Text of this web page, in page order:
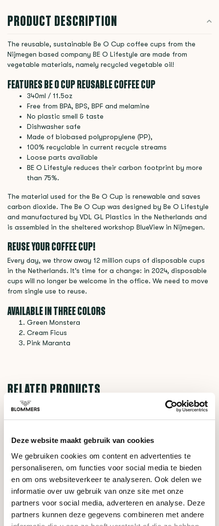
Deze website maakt gebruik van cookies
We gebruiken cookies om content en advertenties te
personaliseren, om functies voor social media te bieden
en om ons websiteverkeer te analyseren. Ook delen we
informatie over uw gebruik van onze site met onze
partners voor social media, adverteren en analyse. Deze
partners kunnen deze gegevens combineren met andere
PRODUCT DESCRIPTION
The reusable, sustainable Be O Cup coffee cups from the
Nijmegen based company BE O Lifestyle are made from
vegetable materials, namely recycled vegetable oil!
FEATURES BE O CUP REUSABLE COFFEE CUP
340ml / 11.5oz
Free from BPA, BPS, BPF and melamine
No plastic smell & taste
Dishwasher safe
Made of biobased polypropylene (PP),
100% recyclable in current recycle streams
Loose parts available
BE O Lifestyle reduces their carbon footprint by more
than 75%.
The material used for the Be O Cup is renewable and saves
carbon dioxide. The Be O Cup was designed by Be O Lifestyle
and manufactured by VDL GL Plastics in the Netherlands and
is assembled in the sheltered workshop BlueView in Nijmegen.
REUSE YOUR COFFEE CUP!
Every day, we throw away 12 million cups of disposable cups
in the Netherlands. It's time for a change: in 2024, disposable
cups will no longer be welcome in the office. We need to move
from single use to reuse.
AVAILABLE IN THREE COLORS
Green Monstera
Cream Ficus
Pink Maranta
RELATED PRODUCTS
BE O Cup Pink Maranta €19,95
BE O Lifetsyle
BE O cup Green Monstera €19,95
DO YOU HAVE A QUESTION ABOUT THIS PRODUCT?